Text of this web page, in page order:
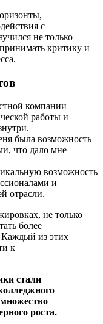
с
не только
критику и
компании
работы и
была возможность
что дало мне
возможность
и
отрасли.
не только
более
Каждый из этих
к
стали
роста.